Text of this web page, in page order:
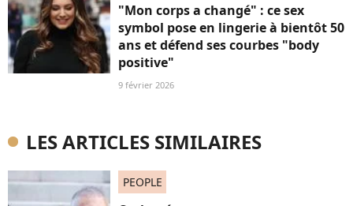
"Mon corps a changé" : ce sex
symbol pose en lingerie à bientôt 50
ans et défend ses courbes "body
positive"
9 février 2026
LES ARTICLES SIMILAIRES
PEOPLE